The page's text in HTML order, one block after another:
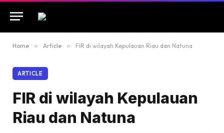
Home » Article » FIR di wilayah Kepulauan Riau dan Natuna
ARTICLE
FIR di wilayah Kepulauan
Riau dan Natuna